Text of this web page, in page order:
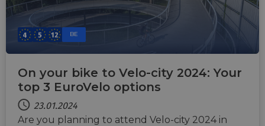
BE
On your bike to Velo-city 2024: Your
top 3 EuroVelo options
23.01.2024
Are you planning to attend Velo-city 2024 in